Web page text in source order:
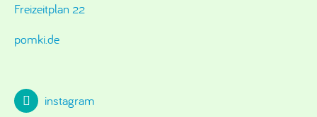
Freizeitplan 22
pomki.de
instagram